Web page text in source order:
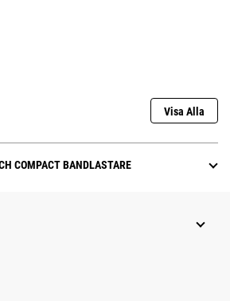
Visa Alla
COMPACT BANDLASTARE